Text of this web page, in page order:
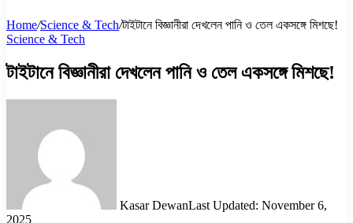
Home/Science & Tech/টাইটানে বিজ্ঞানীরা দেখলেন পানি ও তেল একসঙ্গে মিশছে!
Science & Tech
টাইটানে বিজ্ঞানীরা দেখলেন পানি ও তেল একসঙ্গে মিশছে!
Kasar DewanLast Updated: November 6,
2025